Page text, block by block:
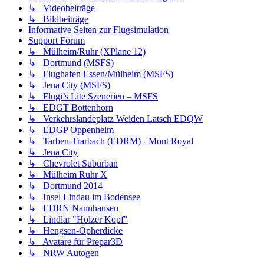
↳ Videobeiträge
↳ Bildbeiträge
Informative Seiten zur Flugsimulation
Support Forum
↳ Mülheim/Ruhr (XPlane 12)
↳ Dortmund (MSFS)
↳ Flughafen Essen/Mülheim (MSFS)
↳ Jena City (MSFS)
↳ Flugi’s Lite Szenerien – MSFS
↳ EDGT Bottenhorn
↳ Verkehrslandeplatz Weiden Latsch EDQW
↳ EDGP Oppenheim
↳ Tarben-Trarbach (EDRM) - Mont Royal
↳ Jena City
↳ Chevrolet Suburban
↳ Mülheim Ruhr X
↳ Dortmund 2014
↳ Insel Lindau im Bodensee
↳ EDRN Nannhausen
↳ Lindlar "Holzer Kopf"
↳ Hengsen-Opherdicke
↳ Avatare für Prepar3D
↳ NRW Autogen